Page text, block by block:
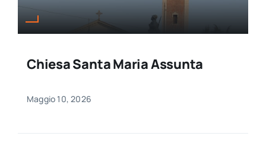
Chiesa Santa Maria Assunta
Maggio 10, 2026